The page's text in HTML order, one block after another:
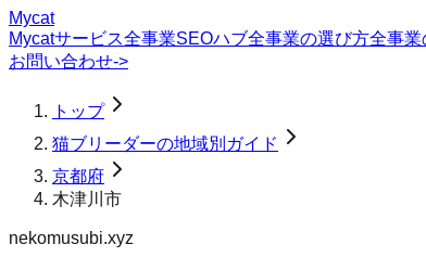
Mycat
Mycatサービス全事業SEOハブ全事業の選び方全事業
お問い合わせ->
トップ
猫ブリーダーの地域別ガイド
京都府
木津川市
nekomusubi.xyz